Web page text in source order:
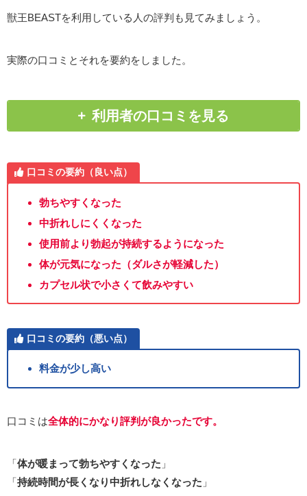
獣王BEASTを利用している人の評判も見てみましょう。
実際の口コミとそれを要約をしました。
利用者の口コミを見る
口コミの要約（良い点）
勃ちやすくなった
中折れしにくくなった
使用前より勃起が持続するようになった
体が元気になった（ダルさが軽減した）
カプセル状で小さくて飲みやすい
口コミの要約（悪い点）
料金が少し高い
口コミは全体的にかなり評判が良かったです。
「体が暖まって勃ちやすくなった 」
「持続時間が長くなり中折れしなくなった 」